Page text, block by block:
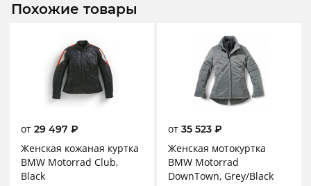
Похожие товары
от 29 497 ₽
Женская кожаная куртка
BMW Motorrad Club,
Black
от 35 523 ₽
Женская мотокуртка
BMW Motorrad
DownTown, Grey/Black